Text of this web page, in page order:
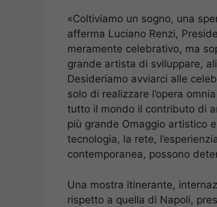
«Coltiviamo un sogno, una
afferma Luciano Renzi,
meramente celebrativo, ma
grande artista di sviluppare,
Desideriamo avviarci alle
solo di realizzare l’opera
tutto il mondo il contributo di
più grande Omaggio artistico
tecnologia, la rete,
contemporanea, possono
Una mostra itinerante,
rispetto a quella di Napoli,